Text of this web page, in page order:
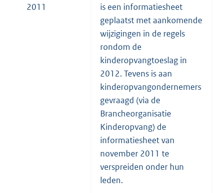
2011
x
t
e
r
n
e
l
i
n
k
:
is een informatiesheet
geplaatst met aankomende
wijzigingen in de regels
rondom de
kinderopvangtoeslag in
2012. Tevens is aan
kinderopvangondernemers
gevraagd (via de
Brancheorganisatie
Kinderopvang) de
informatiesheet van
november 2011 te
verspreiden onder hun
leden.